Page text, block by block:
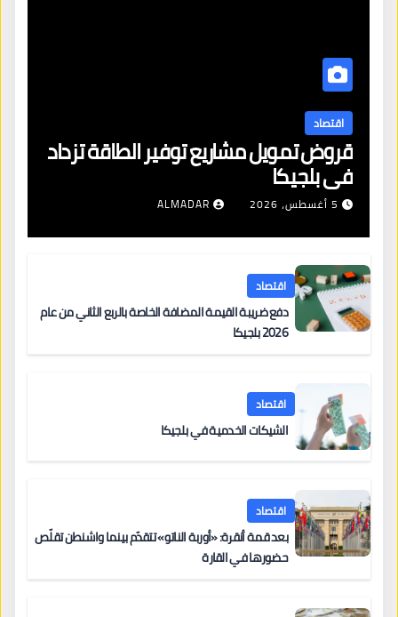
اقتصاد
قروض تمويل مشاريع توفير الطاقة تزداد
في بلجيكا
5 أغسطس، 2026 ALMADAR
اقتصاد
دفع ضريبة القيمة المضافة الخاصة بالربع الثاني من عام
2026 بلجيكا
اقتصاد
الشيكات الخدمية في بلجيكا
اقتصاد
بعد قمة أنقرة: «أوربة الناتو» تتقدّم بينما واشنطن تقلّص
حضورها في القارة